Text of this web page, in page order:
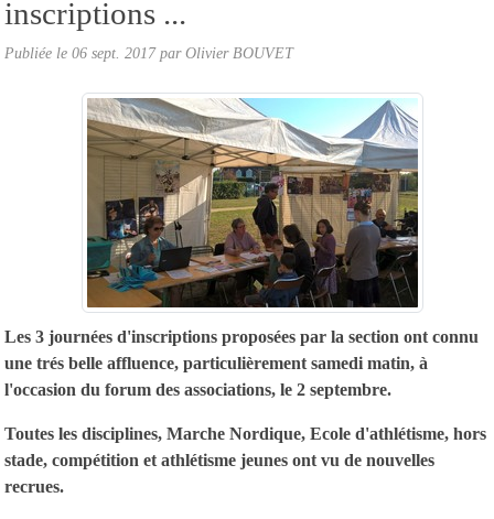
inscriptions ...
Publiée le 06 sept. 2017par Olivier BOUVET
Les 3 journées d'inscriptions proposées par la section ont connu
une trés belle affluence, particulièrement samedi matin, à
l'occasion du forum des associations, le 2 septembre.
Toutes les disciplines, Marche Nordique, Ecole d'athlétisme, hors
stade, compétition et athlétisme jeunes ont vu de nouvelles
recrues.